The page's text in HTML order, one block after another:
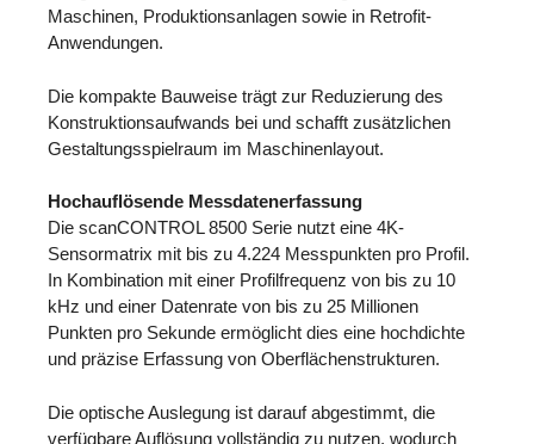
Maschinen, Produktionsanlagen sowie in Retrofit-
Anwendungen.
Die kompakte Bauweise trägt zur Reduzierung des
Konstruktionsaufwands bei und schafft zusätzlichen
Gestaltungsspielraum im Maschinenlayout.
Hochauflösende Messdatenerfassung
Die scanCONTROL 8500 Serie nutzt eine 4K-
Sensormatrix mit bis zu 4.224 Messpunkten pro Profil.
In Kombination mit einer Profilfrequenz von bis zu 10
kHz und einer Datenrate von bis zu 25 Millionen
Punkten pro Sekunde ermöglicht dies eine hochdichte
und präzise Erfassung von Oberflächenstrukturen.
Die optische Auslegung ist darauf abgestimmt, die
verfügbare Auflösung vollständig zu nutzen, wodurch